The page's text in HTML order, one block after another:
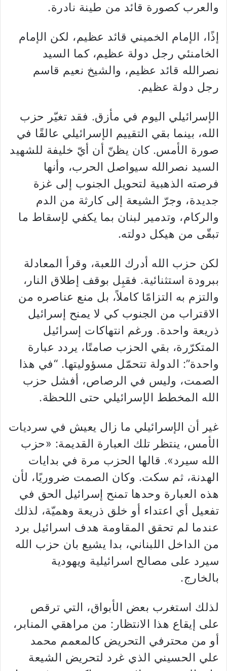
والعرب كصورة قائد من طينة نادرة.
إذًا، الإمام الخميني قائد عظيم، لكن الإمام
الخامنئي رجل دولة عظيم، كما السيد
نصرالله قائد عظيم، والشيخ نعيم قاسم
رجل دولة عظيم.
الإسرائيلي اليوم في مأزق. فقد تغيّر حزب
الله، بينما بقي التقييم الإسرائيلي عالقًا في
صورة الأمس. كان يظنّ أن أيّ خليفة للشهيد
السيد نصرالله سيواصل الحرب، وأنها
فرصته الذهبية لتحويل الجنوب إلى غزة
جديدة، وجرّ الشيعة إلى كارثة من الدم
والركام، وتدمير لبنان بما يكفي لإسقاط ما
تبقّى من هيكل دولته.
لكن حزب الله أدرك اللعبة، وقرأ المعادلة
ببرودة استثنائية. فقبِل بوقف إطلاق النار،
والتزم به التزامًا كاملاً، بل منع عناصره من
الاقتراب من الجنوب كي لا يمنح إسرائيل
ذريعة واحدة. ورغم انتهاكات إسرائيل
المتكرّرة، بقي الحزب صامتًا، يردد عبارة
واحدة”: الدولة تتحمّل مسؤوليتها. “في هذا
الصمت، وليس في الرصاص، أفشل حزب
الله المخطط الإسرائيلي حتى اللحظة.
غير أن الإسرائيلي ما زال يعيش في سرديات
الأمس، ينتظر تلك العبارة القديمة: «حزب
الله سيرد». قالها الحزب مرة في بدايات
الهدنة، ثم سكت. وكان الصمت ضروريًا، لأن
هذه العبارة وحدها تمنح إسرائيل الحق في
تفعيل أي اعتداء أو خلق ذريعة وهميّة، لذلك
عندما لم تحقق المقاومة هدف اسرائيل برد
من الداخل اللبناني، بدا يشيع بان حزب الله
سيرد على مصالح اسرائيلية ويهودية
بالخارج.
لذلك استغرب بعض الأبواق، التي ترقص
على إيقاع هذا الانتظار: من مراهقي المنابر،
أو من محترفي التحريض كالمعمم محمد
علي الحسيني الذي غرد لتحريض الشيعة